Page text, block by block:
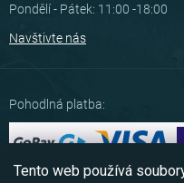
Tento web používá
Pondělí - Pátek: 11:00 -18:00
Navštivte nás
Pohodlná platba: